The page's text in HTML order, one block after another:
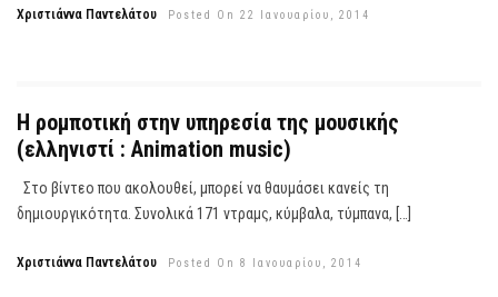
Χριστιάννα Παντελάτου Posted On 22 Ιανουαρίου, 2014
Η ρομποτική στην υπηρεσία της μουσικής
(ελληνιστί : Animation music)
Στο βίντεο που ακολουθεί, μπορεί να θαυμάσει κανείς τη
δημιουργικότητα. Συνολικά 171 ντραμς, κύμβαλα, τύμπανα, […]
Χριστιάννα Παντελάτου Posted On 8 Ιανουαρίου, 2014